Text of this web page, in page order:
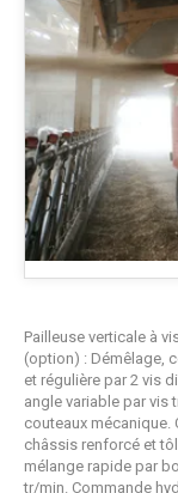
Pailleuse verticale à
(option) : Démêlage,
et régulière par 2 vis
angle variable par vis
couteaux mécanique.
châssis renforcé et
mélange rapide par
tr/min. Commande